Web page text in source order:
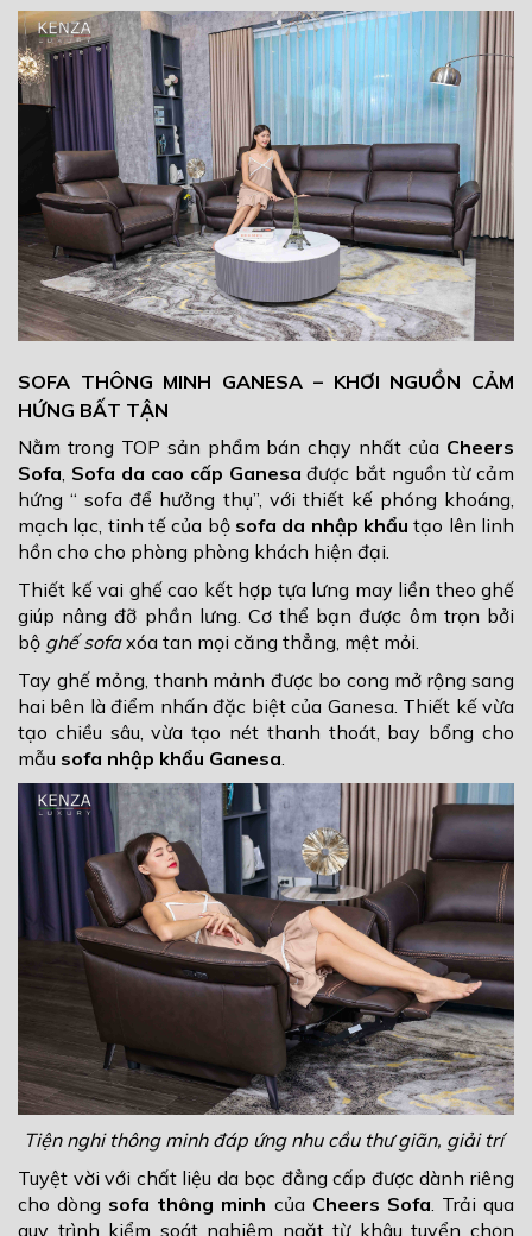
SOFA THÔNG MINH GANESA – KHƠI NGUỒN CẢM
HỨNG BẤT TẬN
Nằm trong TOP sản phẩm bán chạy nhất của Cheers
Sofa, Sofa da cao cấp Ganesa được bắt nguồn từ cảm
hứng “ sofa để hưởng thụ”, với thiết kế phóng khoáng,
mạch lạc, tinh tế của bộ sofa da nhập khẩu tạo lên linh
hồn cho cho phòng phòng khách hiện đại.
Thiết kế vai ghế cao kết hợp tựa lưng may liền theo ghế
giúp nâng đỡ phần lưng. Cơ thể bạn được ôm trọn bởi
bộ ghế sofaxóa tan mọi căng thẳng, mệt mỏi.
Tay ghế mỏng, thanh mảnh được bo cong mở rộng sang
hai bên là điểm nhấn đặc biệt của Ganesa. Thiết kế vừa
tạo chiều sâu, vừa tạo nét thanh thoát, bay bổng cho
mẫu sofa nhập khẩu Ganesa.
Tiện nghi thông minh đáp ứng nhu cầu thư giãn, giải trí
Tuyệt vời với chất liệu da bọc đẳng cấp được dành riêng
cho dòng sofa thông minh của Cheers Sofa. Trải qua
quy trình kiểm soát nghiêm ngặt từ khâu tuyển chọn